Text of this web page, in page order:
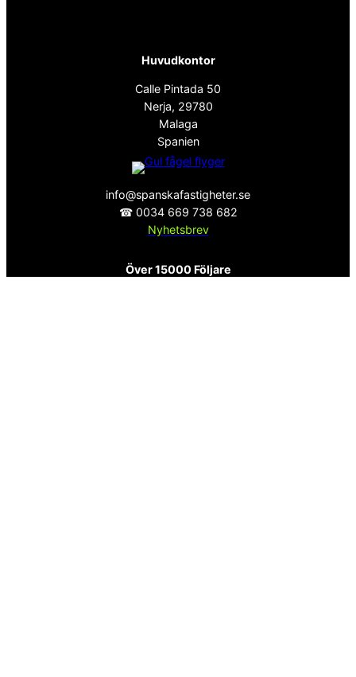
Huvudkontor
Calle Pintada 50
Nerja, 29780
Malaga
Spanien
info@spanskafastigheter.se
☎ 0034 669 738 682
Nyhetsbrev
Över 15000 Följare